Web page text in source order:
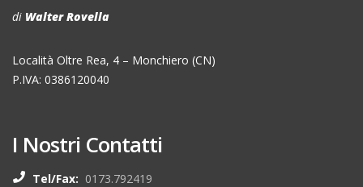
di Walter Rovella
Località Oltre Rea, 4 – Monchiero (CN)
P.IVA: 0386120040
I Nostri Contatti
Tel/Fax: 0173.792419